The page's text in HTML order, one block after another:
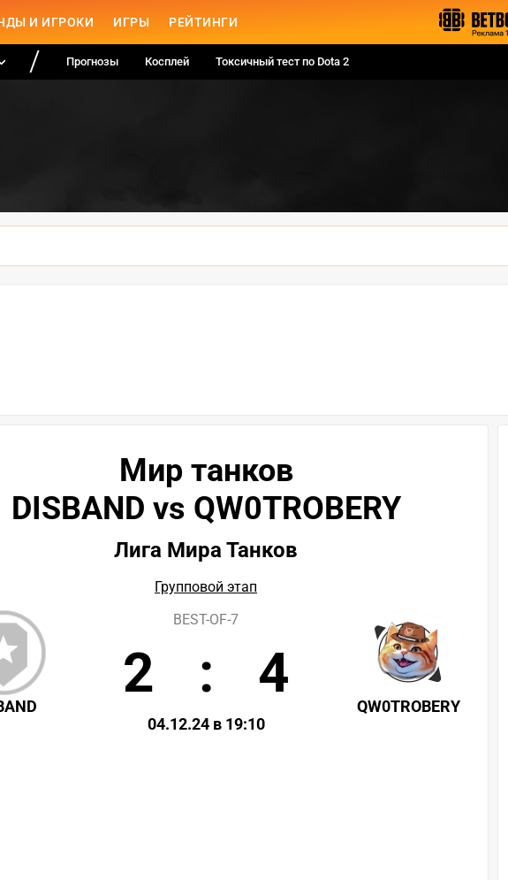
И ИГРОКИ ИГРЫ РЕЙТИНГИ
Прогнозы Косплей Токсичный тест по Dota 2
Мир танков
DISBAND vs QW0TROBERY
Лига Мира Танков
Групповой этап
QW0TROBERY
BEST-OF-7
2 : 4
04.12.24 в 19:10